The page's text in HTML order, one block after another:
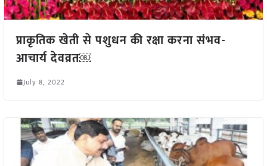
प्राकृतिक खेती से पशुधन की रक्षा करना संभव-
आचार्य देवव्रत￼
July 8, 2022